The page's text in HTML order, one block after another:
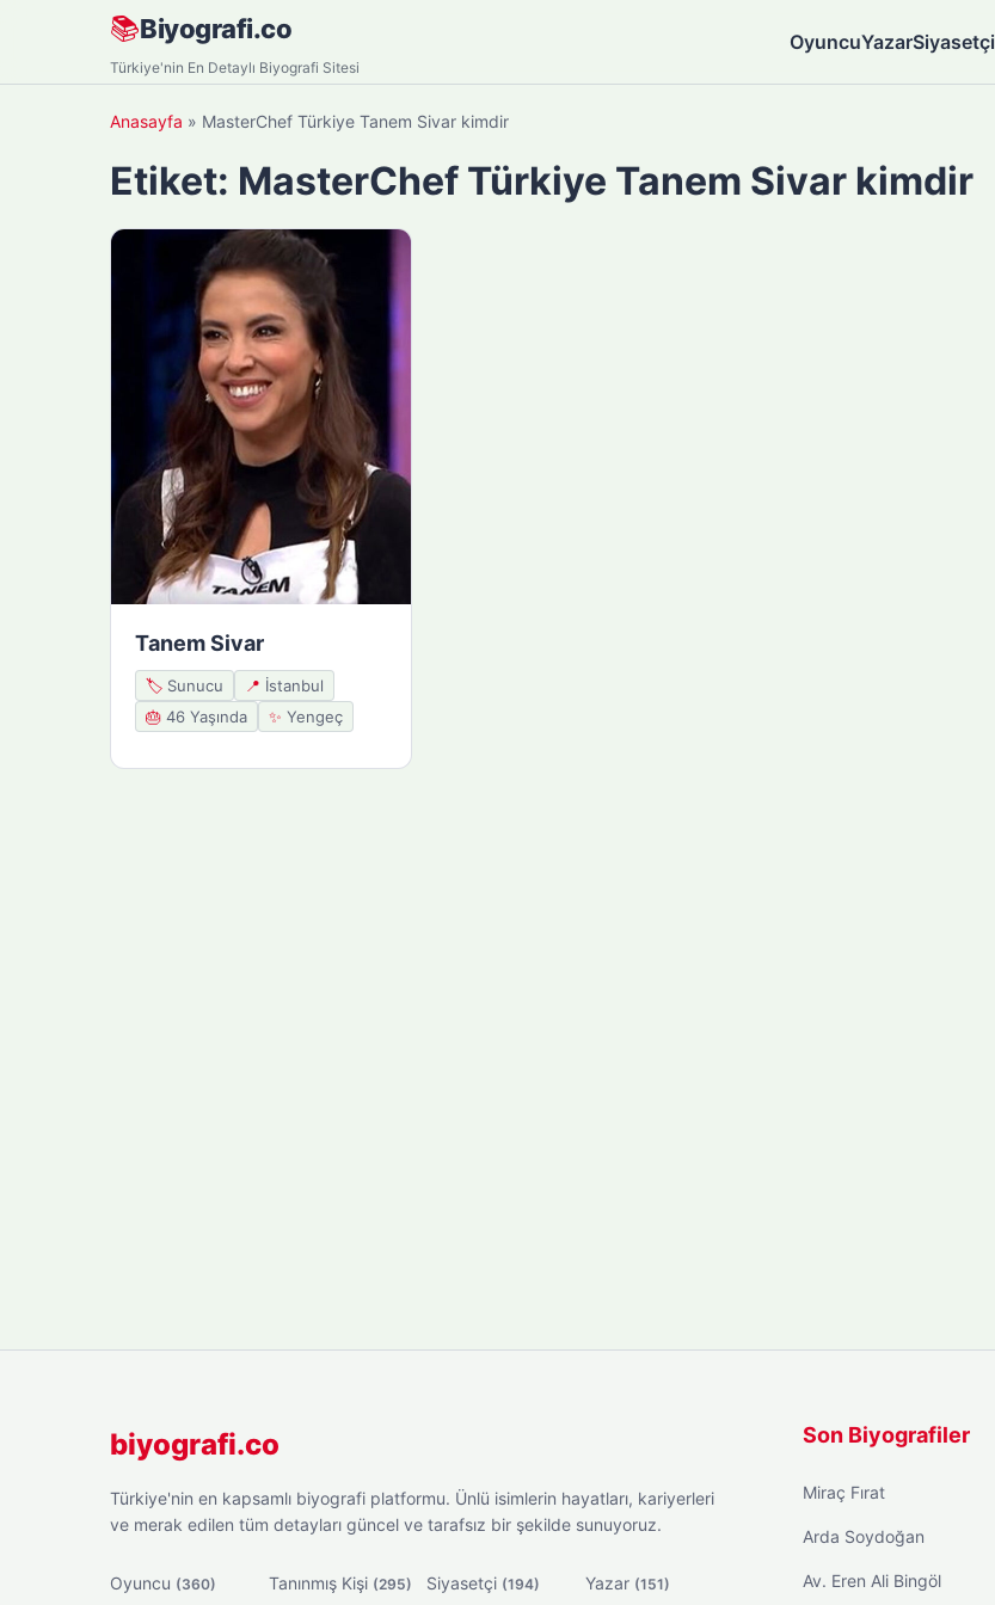
📚Biyografi.co
Türkiye'nin En Detaylı Biyografi Sitesi
OyuncuYazarSiyasetçi
Anasayfa » MasterChef Türkiye Tanem Sivar kimdir
Etiket: MasterChef Türkiye Tanem Sivar kimdir
Tanem Sivar
🏷️ Sunucu 📍 İstanbul
🎂 46 Yaşında ✨ Yengeç
biyografi.co
Türkiye'nin en kapsamlı biyografi platformu. Ünlü isimlerin hayatları, kariyerleri
ve merak edilen tüm detayları güncel ve tarafsız bir şekilde sunuyoruz.
Oyuncu (360) Tanınmış Kişi (295) Siyasetçi (194) Yazar (151)
Son Biyografiler
Miraç Fırat
Arda Soydoğan
Av. Eren Ali Bingöl